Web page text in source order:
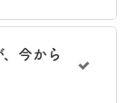
今から